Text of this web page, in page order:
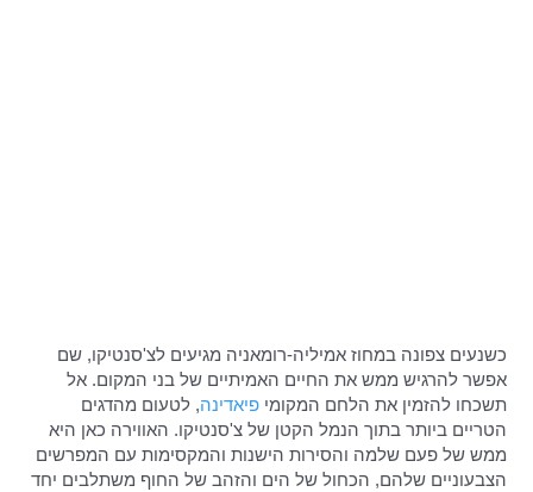
כשנעים צפונה במחוז אמיליה-רומאניה מגיעים לצ'סנטיקו, שם
אפשר להרגיש ממש את החיים האמיתיים של בני המקום. אל
תשכחו להזמין את הלחם המקומיפיאדינה, לטעום מהדגים
הטריים ביותר בתוך הנמל הקטן של צ'סנטיקו. האווירה כאן היא
ממש של פעם שלמה והסירות הישנות והמקסימות עם המפרשים
הצבעוניים שלהם, הכחול של הים והזהב של החוף משתלבים יחד